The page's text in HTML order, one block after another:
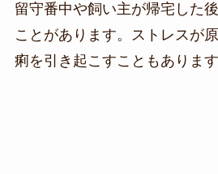
留守番中や飼い主が帰宅した
ことがあります。ストレスが
痢を引き起こすこともあります